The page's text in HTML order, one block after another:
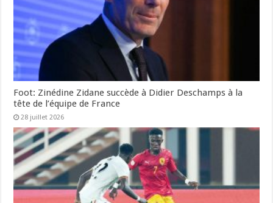
Foot: Zinédine Zidane succède à Didier Deschamps à la
tête de l’équipe de France
28 juillet 2026